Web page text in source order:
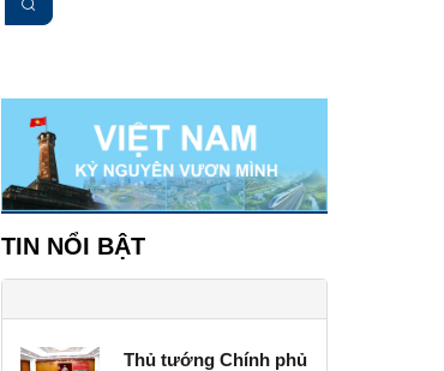
TIN NỔI BẬT
Thủ tướng Chính phủ